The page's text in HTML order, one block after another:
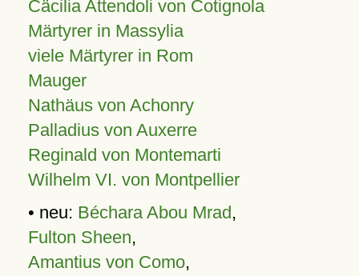
Cäcilia Attendoli von Cotignola
Märtyrer in Massylia
viele Märtyrer in Rom
Mauger
Nathäus von Achonry
Palladius von Auxerre
Reginald von Montemarti
Wilhelm VI. von Montpellier
• neu: Béchara Abou Mrad,
Fulton Sheen,
Amantius von Como,